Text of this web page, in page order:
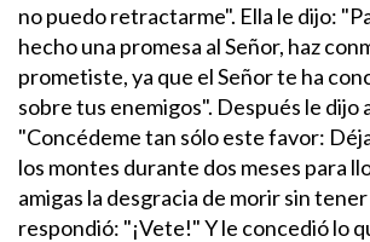
no puedo retractarme". Ella le dijo:
hecho una promesa al Señor, haz
prometiste, ya que el Señor te ha
sobre tus enemigos". Después le dijo
"Concédeme tan sólo este favor:
los montes durante dos meses para
amigas la desgracia de morir sin tener
respondió: "¡Vete!" Y le concedió lo